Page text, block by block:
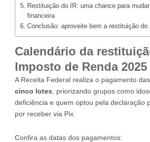
Restituição do IR: uma chance para
financeira
Conclusão: aproveite bem a restituição do
Calendário da
Imposto de Renda 2025
A Receita Federal realiza o pagamento
cinco lotes, priorizando grupos como
deficiência e quem optou pela declaração
por receber via Pix.
Confira as datas dos pagamentos: